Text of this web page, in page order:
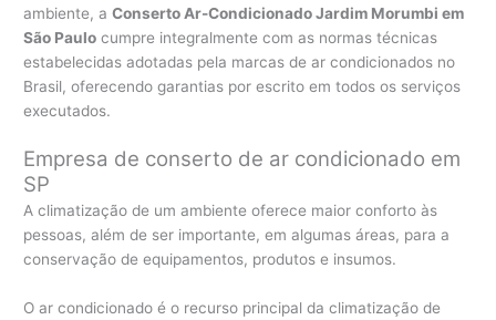
ambiente, aConserto Ar-Condicionado Jardim Morumbi em
São Paulo cumpre integralmente com as normas técnicas
estabelecidas adotadas pela marcas de ar condicionados no
Brasil, oferecendo garantias por escrito em todos os serviços
executados.
Empresa de conserto de ar condicionado em
SP
A climatização de um ambiente oferece maior conforto às
pessoas, além de ser importante, em algumas áreas, para a
conservação de equipamentos, produtos e insumos.
O ar condicionado é o recurso principal da climatização de